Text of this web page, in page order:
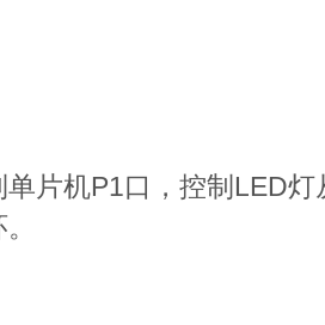
片机P1口，控制LED